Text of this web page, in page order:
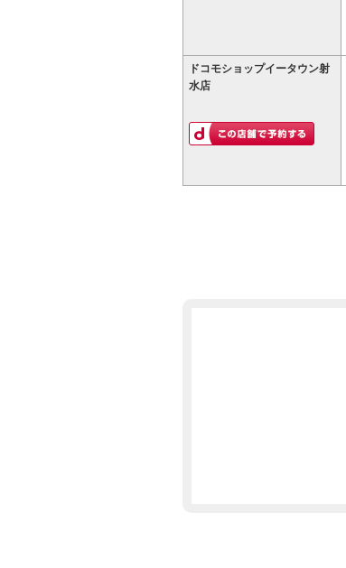
ドコモショップイータウン射
水店